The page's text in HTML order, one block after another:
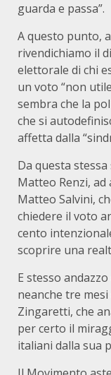
guarda e passa”.
A questo punto,
rivendichiamo il
elettorale di chi
un voto “non
sembra che la
che si
affetta dalla
Da questa
Matteo Renzi,
Matteo Salvini,
chiedere il voto
cento
scoprire una
E stesso
neanche tre
Zingaretti, che
per certo il
italiani dalla sua